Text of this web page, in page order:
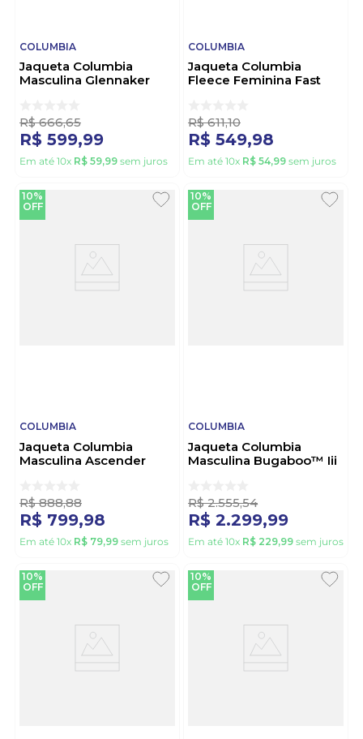
COLUMBIA
Jaqueta Columbia
Masculina Glennaker
R$ 666,65
R$ 599,99
Em até 10x R$ 59,99 sem juros
COLUMBIA
Jaqueta Columbia
Fleece Feminina Fast
R$ 611,10
R$ 549,98
Em até 10x R$ 54,99 sem juros
10%
OFF
COLUMBIA
Jaqueta Columbia
Masculina Ascender
R$ 888,88
R$ 799,98
Em até 10x R$ 79,99 sem juros
10%
OFF
COLUMBIA
Jaqueta Columbia
Masculina Bugaboo™ Iii
R$ 2.555,54
R$ 2.299,99
Em até 10x R$ 229,99 sem juros
10%
OFF
10%
OFF